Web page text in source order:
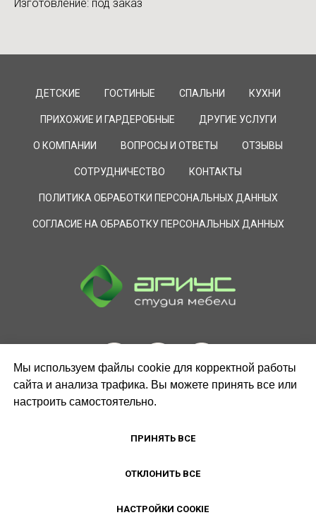
Изготовление: под заказ
ДЕТСКИЕ ГОСТИНЫЕ СПАЛЬНИ КУХНИ
ПРИХОЖИЕ И ГАРДЕРОБНЫЕ ДРУГИЕ УСЛУГИ
О КОМПАНИИ ВОПРОСЫ И ОТВЕТЫ ОТЗЫВЫ
СОТРУДНИЧЕСТВО КОНТАКТЫ
ПОЛИТИКА ОБРАБОТКИ ПЕРСОНАЛЬНЫХ ДАННЫХ
СОГЛАСИЕ НА ОБРАБОТКУ ПЕРСОНАЛЬНЫХ ДАННЫХ
Мы используем файлы cookie для корректной работы
сайта и анализа трафика. Вы можете принять все или
настроить самостоятельно.
ПРИНЯТЬ ВСЕ
ОТКЛОНИТЬ ВСЕ
НАСТРОЙКИ COOKIE